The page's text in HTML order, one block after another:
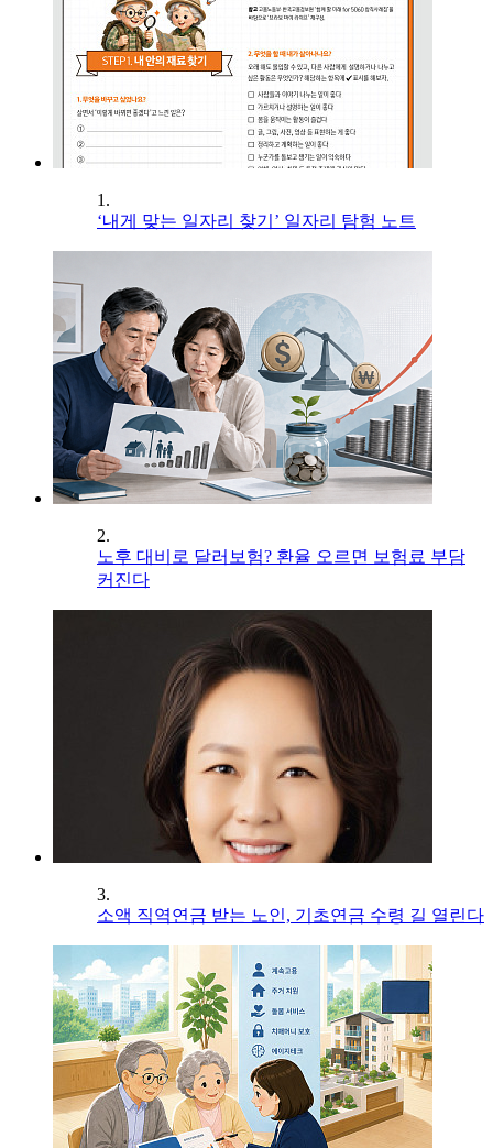
1.
‘내게 맞는 일자리 찾기’ 일자리 탐험 노트
2.
노후 대비로 달러보험? 환율 오르면 보험료 부담
커진다
3.
소액 직역연금 받는 노인, 기초연금 수령 길 열린다